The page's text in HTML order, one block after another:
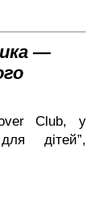
—
Club, у
дітей”,